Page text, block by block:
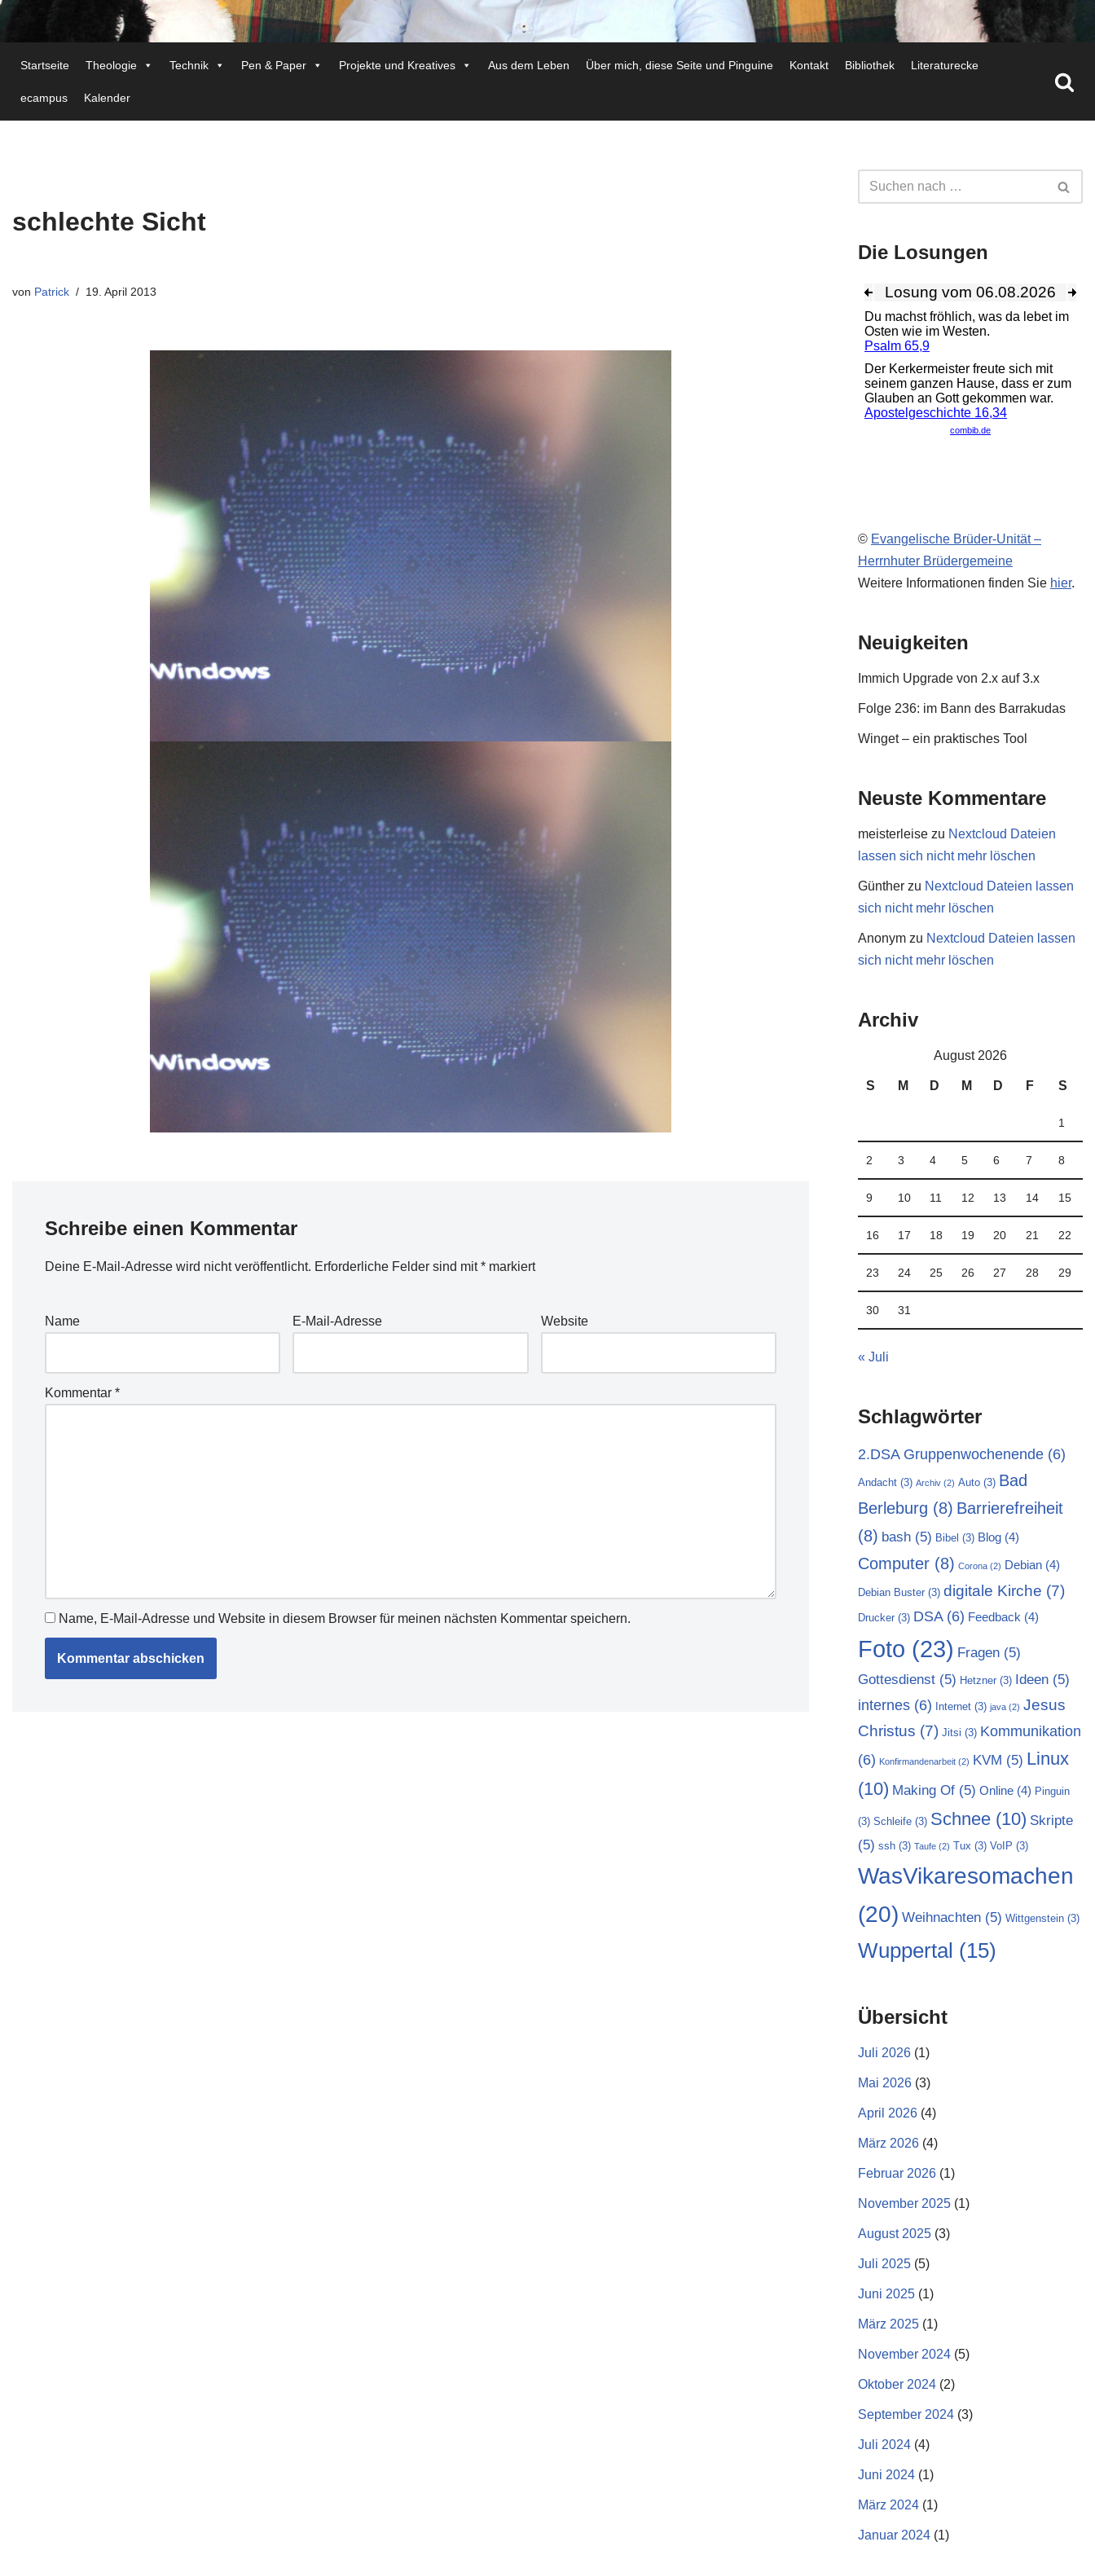
Startseite Theologie Technik Pen & Paper Projekte und Kreatives Aus dem Leben Über mich, diese Seite und Pinguine Kontakt Bibliothek Literaturecke
ecampus Kalender
schlechte Sicht
von Patrick 19. April 2013
Schreibe einen Kommentar
Deine E-Mail-Adresse wird nicht veröffentlicht. Erforderliche Felder sind mit* markiert
Name E-Mail-Adresse Website
Kommentar *
Name, E-Mail-Adresse und Website in diesem Browser für meinen nächsten Kommentar speichern.
Die Losungen
© Evangelische Brüder-Unität –
Herrnhuter Brüdergemeine
Weitere Informationen finden Sie hier.
Neuigkeiten
Immich Upgrade von 2.x auf 3.x
Folge 236: im Bann des Barrakudas
Winget – ein praktisches Tool
Neuste Kommentare
meisterleise zu Nextcloud Dateien
lassen sich nicht mehr löschen
Günther zu Nextcloud Dateien lassen
sich nicht mehr löschen
Anonym zu Nextcloud Dateien lassen
sich nicht mehr löschen
Archiv
August 2026
S M D M D F S
1
2 3 4 5 6 7 8
9 10 11 12 13 14 15
16 17 18 19 20 21 22
23 24 25 26 27 28 29
30 31
« Juli
Schlagwörter
2.DSA Gruppenwochenende (6)
Andacht (3) Archiv (2) Auto (3) Bad
Berleburg (8) Barrierefreiheit
(8) bash (5) Bibel (3) Blog (4)
Computer (8) Corona (2) Debian (4)
Debian Buster (3) digitale Kirche (7)
Drucker (3) DSA(6) Feedback (4)
Foto (23) Fragen (5)
Gottesdienst (5) Hetzner (3) Ideen (5)
internes (6) Internet (3) java (2) Jesus
Christus (7) Jitsi (3) Kommunikation
(6) Konfirmandenarbeit (2) KVM (5) Linux
(10) Making Of (5) Online (4) Pinguin
(3) Schleife (3) Schnee (10) Skripte
(5) ssh (3) Taufe (2) Tux (3) VoIP (3)
WasVikaresomachen
(20) Weihnachten (5) Wittgenstein (3)
Wuppertal (15)
Übersicht
Juli 2026 (1)
Mai 2026 (3)
April 2026 (4)
März 2026 (4)
Februar 2026 (1)
November 2025 (1)
August 2025 (3)
Juli 2025 (5)
Juni 2025 (1)
März 2025 (1)
November 2024 (5)
Oktober 2024 (2)
September 2024 (3)
Juli 2024 (4)
Juni 2024 (1)
März 2024 (1)
Januar 2024 (1)